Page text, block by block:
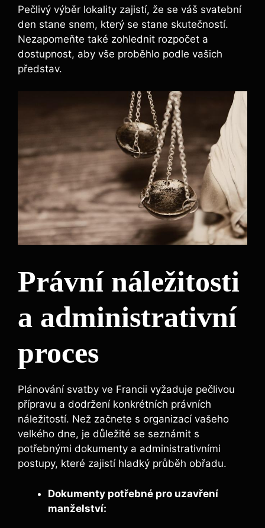
Pečlivý výběr lokality zajistí, že se váš svatební
den stane snem, který se stane skutečností.
Nezapomeňte také zohlednit rozpočet a
dostupnost, aby vše proběhlo podle vašich
představ.
Právní náležitosti
a administrativní
proces
Plánování svatby ve Francii vyžaduje pečlivou
přípravu a dodržení konkrétních právních
náležitostí. Než začnete s organizací vašeho
velkého dne, je důležité se seznámit s
potřebnými dokumenty a administrativními
postupy, které zajistí hladký průběh obřadu.
Dokumenty potřebné pro uzavření
manželství: